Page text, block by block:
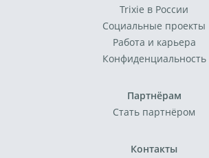
Trixie в России
Социальные проекты
Работа и карьера
Конфиденциальность
Партнёрам
Стать партнёром
Контакты